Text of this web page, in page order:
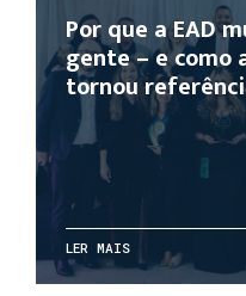
Por que a EAD
gente – e como
tornou
LER MAIS